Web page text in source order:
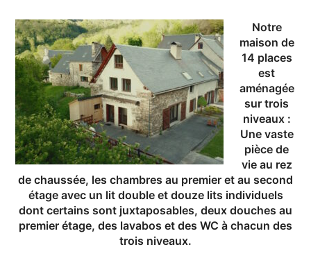
Notre
maison de
14 places
est
aménagée
sur trois
niveaux :
Une vaste
pièce de
vie au rez
de chaussée, les chambres au premier et au second
étage avec un lit double et douze lits individuels
dont certains sont juxtaposables, deux douches au
premier étage, des lavabos et des WC à chacun des
trois niveaux.